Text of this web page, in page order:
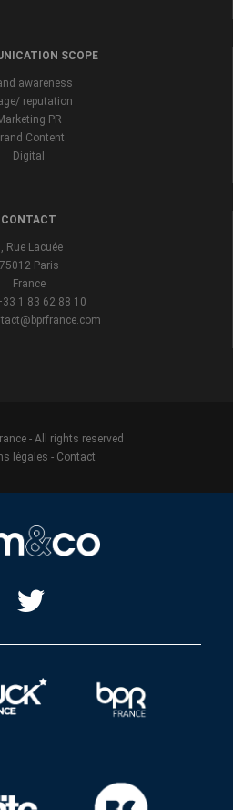
SCOPE
awareness
reputation
PR
Content
Digital
CONTACT
Rue Lacuée
75012 Paris
France
1 83 62 88 10
- All rights reserved
légales - Contact